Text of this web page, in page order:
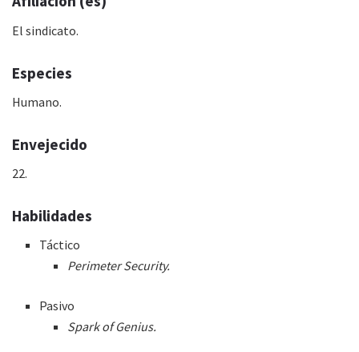
El sindicato.
Especies
Humano.
Envejecido
22.
Habilidades
Táctico
Perimeter Security.
Pasivo
Spark of Genius.